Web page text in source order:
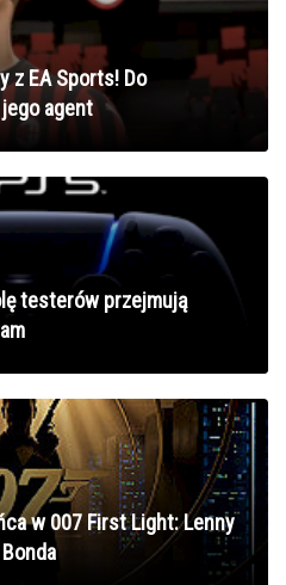
z EA Sports! Do
agent
testerów przejmują
w 007 First Light: Lenny